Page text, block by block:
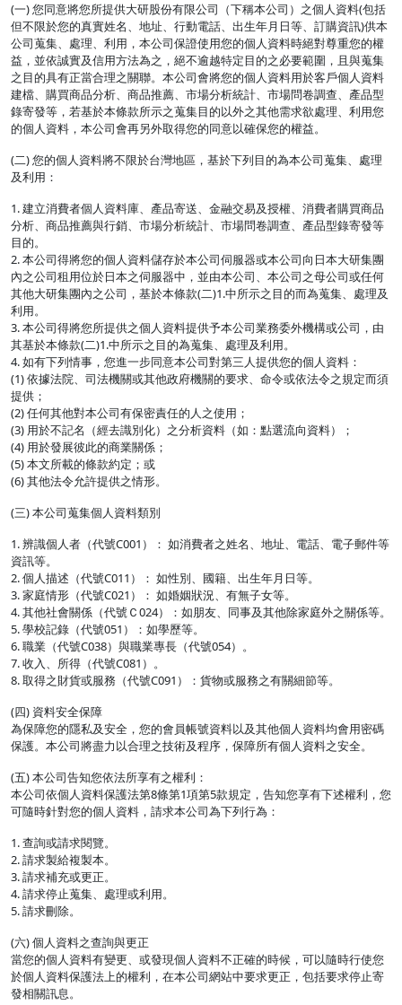
(一) 您同意將您所提供大研股份有限公司（下稱本公司）之個人資料(包括
但不限於您的真實姓名、地址、行動電話、出生年月日等、訂購資訊)供本
公司蒐集、處理、利用，本公司保證使用您的個人資料時絕對尊重您的權
益，並依誠實及信用方法為之，絕不逾越特定目的之必要範圍，且與蒐集
之目的具有正當合理之關聯。本公司會將您的個人資料用於客戶個人資料
建檔、購買商品分析、商品推薦、市場分析統計、市場問卷調查、產品型
錄寄發等，若基於本條款所示之蒐集目的以外之其他需求欲處理、利用您
的個人資料，本公司會再另外取得您的同意以確保您的權益。
(二) 您的個人資料將不限於台灣地區，基於下列目的為本公司蒐集、處理
及利用：
1. 建立消費者個人資料庫、產品寄送、金融交易及授權、消費者購買商品
分析、商品推薦與行銷、市場分析統計、市場問卷調查、產品型錄寄發等
目的。
2. 本公司得將您的個人資料儲存於本公司伺服器或本公司向日本大研集團
內之公司租用位於日本之伺服器中，並由本公司、本公司之母公司或任何
其他大研集團內之公司，基於本條款(二)1.中所示之目的而為蒐集、處理及
利用。
3. 本公司得將您所提供之個人資料提供予本公司業務委外機構或公司，由
其基於本條款(二)1.中所示之目的為蒐集、處理及利用。
4. 如有下列情事，您進一步同意本公司對第三人提供您的個人資料：
(1) 依據法院、司法機關或其他政府機關的要求、命令或依法令之規定而須
提供；
(2) 任何其他對本公司有保密責任的人之使用；
(3) 用於不記名（經去識別化）之分析資料（如：點選流向資料）；
(4) 用於發展彼此的商業關係；
(5) 本文所載的條款約定；或
(6) 其他法令允許提供之情形。
(三) 本公司蒐集個人資料類別
1. 辨識個人者（代號C001）： 如消費者之姓名、地址、電話、電子郵件等
資訊等。
2. 個人描述（代號C011）： 如性別、國籍、出生年月日等。
3. 家庭情形（代號C021）： 如婚姻狀況、有無子女等。
4. 其他社會關係（代號Ｃ024）：如朋友、同事及其他除家庭外之關係等。
5. 學校記錄（代號051）：如學歷等。
6. 職業（代號C038）與職業專長（代號054）。
7. 收入、所得（代號C081）。
8. 取得之財貨或服務（代號C091）：貨物或服務之有關細節等。
(四) 資料安全保障
為保障您的隱私及安全，您的會員帳號資料以及其他個人資料均會用密碼
保護。本公司將盡力以合理之技術及程序，保障所有個人資料之安全。
(五) 本公司告知您依法所享有之權利：
本公司依個人資料保護法第8條第1項第5款規定，告知您享有下述權利，您
可隨時針對您的個人資料，請求本公司為下列行為：
1. 查詢或請求閱覽。
2. 請求製給複製本。
3. 請求補充或更正。
4. 請求停止蒐集、處理或利用。
5. 請求刪除。
(六) 個人資料之查詢與更正
當您的個人資料有變更、或發現個人資料不正確的時候，可以隨時行使您
於個人資料保護法上的權利，在本公司網站中要求更正，包括要求停止寄
發相關訊息。